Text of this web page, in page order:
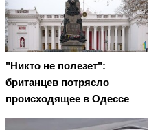
"Никто не полезет":
британцев потрясло
происходящее в Одессе